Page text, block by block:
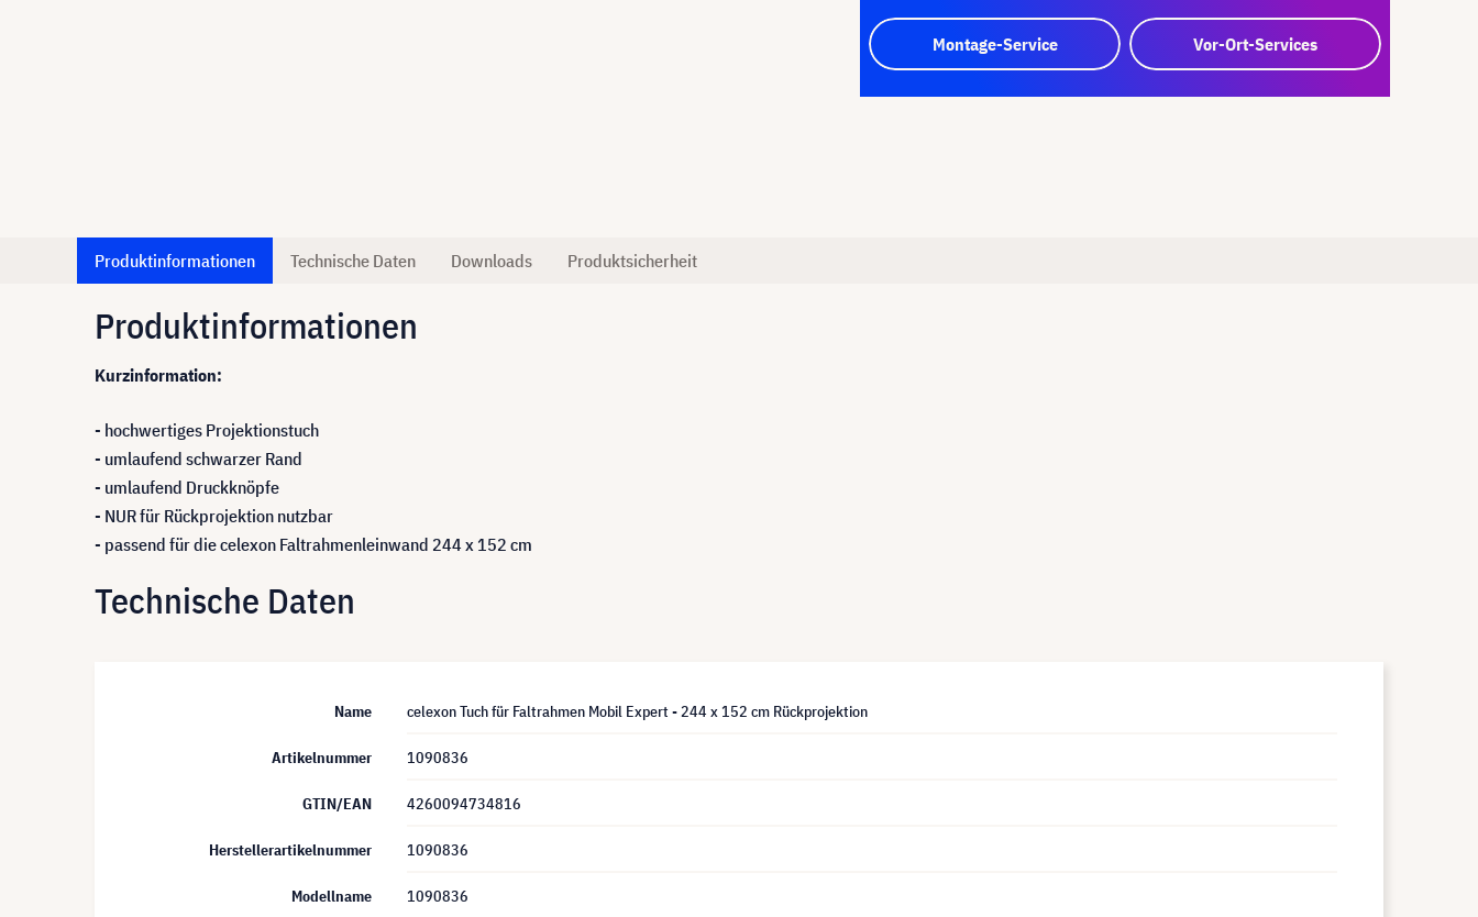
Montage-Service Vor-Ort-Services
Produktinformationen Technische Daten Downloads Produktsicherheit
Produktinformationen
Kurzinformation:
- hochwertiges Projektionstuch
- umlaufend schwarzer Rand
- umlaufend Druckknöpfe
- NUR für Rückprojektion nutzbar
- passend für die celexon Faltrahmenleinwand 244 x 152 cm
Technische Daten
Name celexon Tuch für Faltrahmen Mobil Expert - 244 x 152 cm Rückprojektion
Artikelnummer 1090836
GTIN/EAN 4260094734816
Herstellerartikelnummer 1090836
Modellname 1090836